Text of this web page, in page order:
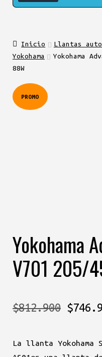
Inicio
Llantas
Yokohama
Yokohama
88W
PROMO
Yokohama
V701 205/
$812.900 El
$
La llanta